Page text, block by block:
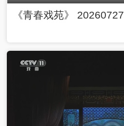
《青春戏苑》 20260727